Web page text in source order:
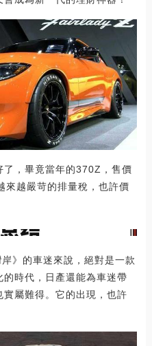
了，畢竟當年的370Z，售價
來越嚴苛的排量稅，也許價
》的車迷來說，絕對是一款
時代，日產還能為車迷帶
屬難得。它的出現，也許